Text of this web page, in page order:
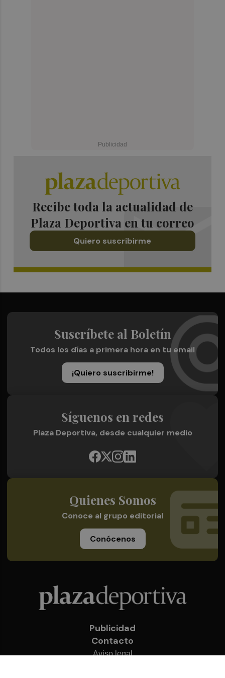
Recibe toda la actualidad de
Plaza Deportiva en tu correo
Quiero suscribirme
Suscríbete al Boletín
Todos los días a primera hora en tu email
¡Quiero suscribirme!
Síguenos en redes
Plaza Deportiva, desde cualquier medio
Quienes Somos
Conoce al grupo editorial
Conócenos
Publicidad
Contacto
Aviso legal